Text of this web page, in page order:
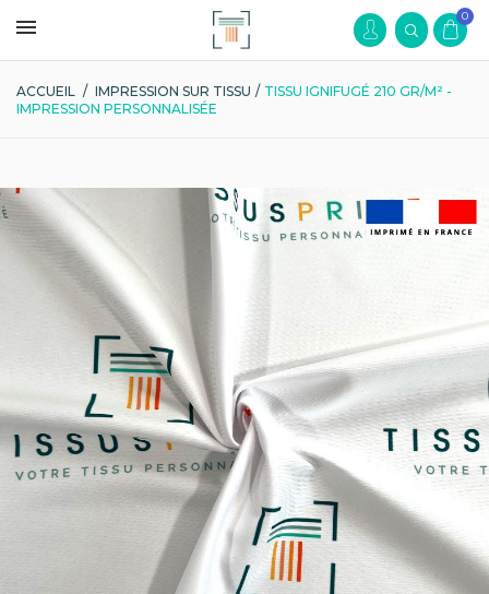
0
ACCUEIL / IMPRESSION SUR TISSU / TISSU IGNIFUGÉ 210 GR/M² -
IMPRESSION PERSONNALISÉE